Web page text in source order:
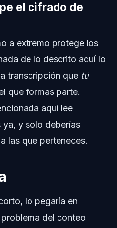
el cifrado de
a extremo protege los
de lo descrito aquí lo
transcripción que tú
que formas parte.
aquí lee
ya, y solo deberías
las que perteneces.
lo pegaría en
del conteo